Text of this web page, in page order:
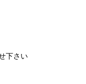
下さい